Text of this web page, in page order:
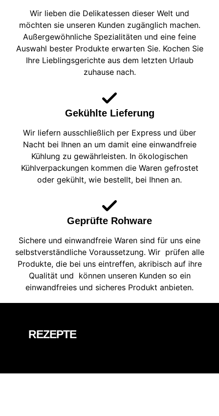
Wir lieben die Delikatessen dieser Welt und
möchten sie unseren Kunden zugänglich machen.
Außergewöhnliche Spezialitäten und eine feine
Auswahl bester Produkte erwarten Sie. Kochen Sie
Ihre Lieblingsgerichte aus dem letzten Urlaub
zuhause nach.
Gekühlte Lieferung
Wir liefern ausschließlich per Express und über
Nacht bei Ihnen an um damit eine einwandfreie
Kühlung zu gewährleisten. In ökologischen
Kühlverpackungen kommen die Waren gefrostet
oder gekühlt, wie bestellt, bei Ihnen an.
Geprüfte Rohware
Sichere und einwandfreie Waren sind für uns eine
selbstverständliche Voraussetzung. Wir prüfen alle
Produkte, die bei uns eintreffen, akribisch auf ihre
Qualität und können unseren Kunden so ein
einwandfreies und sicheres Produkt anbieten.
REZEPTE